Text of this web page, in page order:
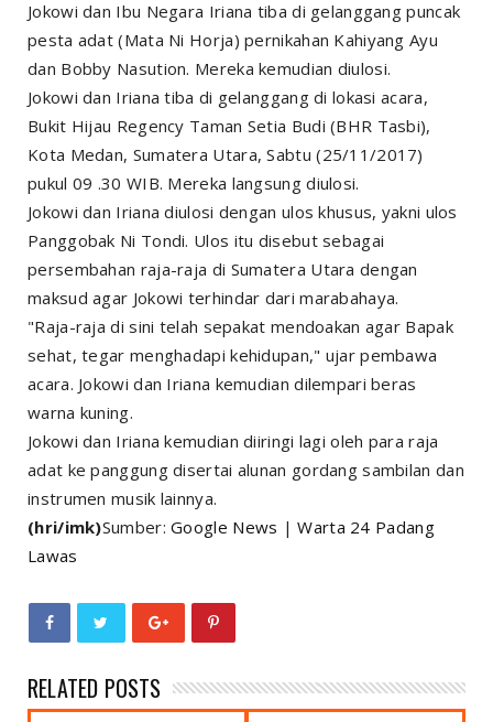
Jokowi dan Ibu Negara Iriana tiba di gelanggang puncak
pesta adat (Mata Ni Horja) pernikahan Kahiyang Ayu
dan Bobby Nasution. Mereka kemudian diulosi.
Jokowi dan Iriana tiba di gelanggang di lokasi acara,
Bukit Hijau Regency Taman Setia Budi (BHR Tasbi),
Kota Medan, Sumatera Utara, Sabtu (25/11/2017)
pukul 09 .30 WIB. Mereka langsung diulosi.
Jokowi dan Iriana diulosi dengan ulos khusus, yakni ulos
Panggobak Ni Tondi. Ulos itu disebut sebagai
persembahan raja-raja di Sumatera Utara dengan
maksud agar Jokowi terhindar dari marabahaya.
"Raja-raja di sini telah sepakat mendoakan agar Bapak
sehat, tegar menghadapi kehidupan," ujar pembawa
acara. Jokowi dan Iriana kemudian dilempari beras
warna kuning.
Jokowi dan Iriana kemudian diiringi lagi oleh para raja
adat ke panggung disertai alunan gordang sambilan dan
instrumen musik lainnya.
(hri/imk)Sumber:Google News |Warta 24 Padang
Lawas
RELATED POSTS